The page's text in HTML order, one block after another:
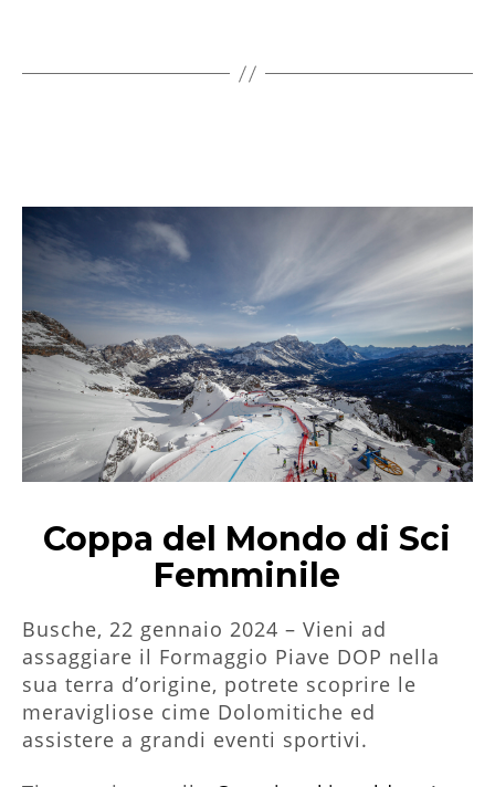
Coppa del Mondo di Sci
Femminile
Busche, 22 gennaio 2024 – Vieni ad
assaggiare il Formaggio Piave DOP nella
sua terra d’origine, potrete scoprire le
meravigliose cime Dolomitiche ed
assistere a grandi eventi sportivi.